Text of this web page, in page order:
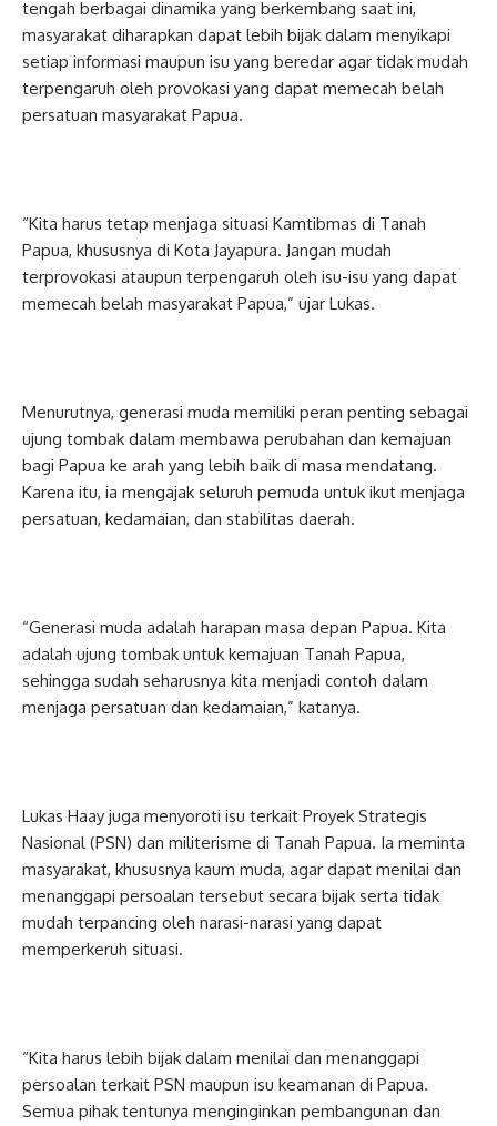
tengah berbagai dinamika yang berkembang saat ini,
masyarakat diharapkan dapat lebih bijak dalam menyikapi
setiap informasi maupun isu yang beredar agar tidak mudah
terpengaruh oleh provokasi yang dapat memecah belah
persatuan masyarakat Papua.
“Kita harus tetap menjaga situasi Kamtibmas di Tanah
Papua, khususnya di Kota Jayapura. Jangan mudah
terprovokasi ataupun terpengaruh oleh isu-isu yang dapat
memecah belah masyarakat Papua,” ujar Lukas.
Menurutnya, generasi muda memiliki peran penting sebagai
ujung tombak dalam membawa perubahan dan kemajuan
bagi Papua ke arah yang lebih baik di masa mendatang.
Karena itu, ia mengajak seluruh pemuda untuk ikut menjaga
persatuan, kedamaian, dan stabilitas daerah.
“Generasi muda adalah harapan masa depan Papua. Kita
adalah ujung tombak untuk kemajuan Tanah Papua,
sehingga sudah seharusnya kita menjadi contoh dalam
menjaga persatuan dan kedamaian,” katanya.
Lukas Haay juga menyoroti isu terkait Proyek Strategis
Nasional (PSN) dan militerisme di Tanah Papua. Ia meminta
masyarakat, khususnya kaum muda, agar dapat menilai dan
menanggapi persoalan tersebut secara bijak serta tidak
mudah terpancing oleh narasi-narasi yang dapat
memperkeruh situasi.
“Kita harus lebih bijak dalam menilai dan menanggapi
persoalan terkait PSN maupun isu keamanan di Papua.
Semua pihak tentunya menginginkan pembangunan dan